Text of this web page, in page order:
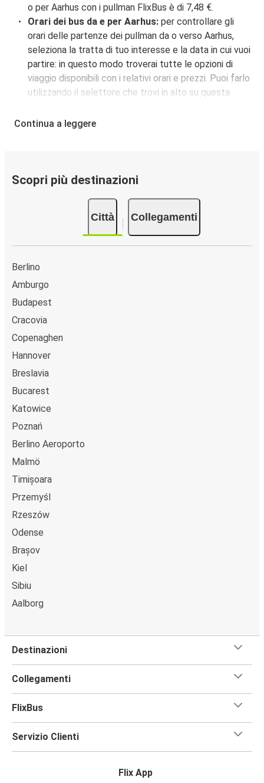
o per Aarhus con i pullman FlixBus è di 7,48 €.
Orari dei bus da e per Aarhus: per controllare gli
orari delle partenze dei pullman da o verso Aarhus,
seleziona la tratta di tuo interesse e la data in cui vuoi
partire: in questo modo troverai tutte le opzioni di
viaggio disponibili con i relativi orari e prezzi. Puoi farlo
utilizzando il selettore che trovi in alto su questa
interattiva.
facilmente la tua fermata d'interesse, utilizza la
collegate dai pullman FlixBus a Aarhus le più popolari
sono: Copenaghen, Aalborg, Odense.
Continua a leggere
Scopri più destinazioni
Città Collegamenti
Berlino
Amburgo
Budapest
Cracovia
Copenaghen
Hannover
Breslavia
Bucarest
Katowice
Poznań
Berlino Aeroporto
Malmö
Timișoara
Przemyśl
Rzeszów
Odense
Brașov
Kiel
Sibiu
Aalborg
Destinazioni
Collegamenti
FlixBus
Servizio Clienti
Flix App